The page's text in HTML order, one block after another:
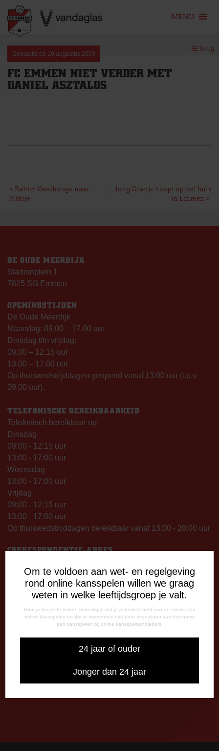
Om te voldoen aan wet- en regelgeving
rond online kansspelen willen we graag
weten in welke leeftijdsgroep je valt.
Door je keuze te maken bevestig je dat je je bewust bent van de risico's van
online kansspelen en dat je momenteel niet bent uitgesloten van deelname
aan kansspelen bij online kansspelaanbieders.
24 jaar of ouder
Jonger dan 24 jaar
content
MENU
Geplaatst op 10 augustus 2009
Terug
FC EMMEN NIET VERDER MET
DANIEL ASZTALOS
BERICHT
Rahim Ouedraogo naar
Turkije
Jong Oranje hoopt op vol huis
in Emmen
DE OUDE MEERDIJK
Stadionplein 1
7825 SG Emmen
OPENINGSTIJDEN
De Oude Meerdijk
Maandag: 09.00 – 17.00 uur
Dinsdag t/m vrijdag:
09.00 – 12.15 uur
13.00 – 17.00 uur
Op thuiswedstrijddagen geopend vanaf 13.00 uur (i.p.v.
09.00 uur).
TELEFONISCHE BEREIKBAARHEID
Telefonisch bereikbaar op:
Dinsdag
09:00 - 12:15 uur
13:00 - 17:00 uur
Woensdag
13:00 - 17:00 uur
Vrijdag
09:00 - 12:15 uur
13:00 - 17:00 uur
Op thuiswedstrijddagen bereikbaar vanaf 13:00 - 20:00 uur
CORRESPONDENTIE-ADRES
7800 AA Emmen
CONTACT
0591-670670
0591-621048
Stuur ons een bericht via Facebook